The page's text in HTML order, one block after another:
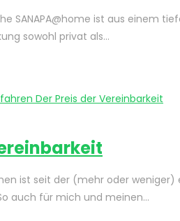
SANAPA@home ist aus einem
sowohl privat als…
ist seit der (mehr oder
auch für mich und meinen…